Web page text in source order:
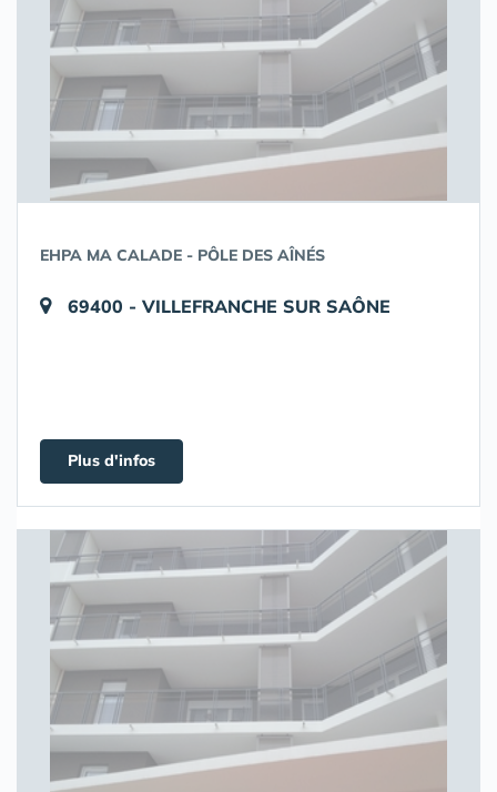
EHPA MA CALADE - PÔLE DES AÎNÉS
69400 - VILLEFRANCHE SUR SAÔNE
Plus d'infos